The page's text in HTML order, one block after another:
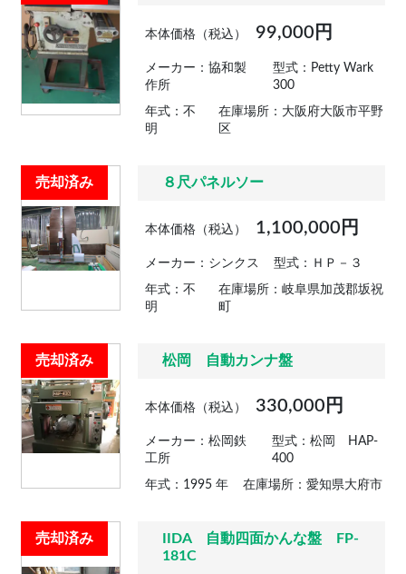
本体価格（税込） 99,000円
メーカー：協和製
作所
型式：Petty Wark
300
年式：不
明
在庫場所：大阪府大阪市平野
区
売却済み ８尺パネルソー
本体価格（税込） 1,100,000円
メーカー：シンクス 型式：ＨＰ－３
年式：不
明
在庫場所：岐阜県加茂郡坂祝
町
売却済み 松岡 自動カンナ盤
本体価格（税込） 330,000円
メーカー：松岡鉄
工所
型式：松岡 HAP-
400
年式：1995 年 在庫場所：愛知県大府市
売却済み
IIDA 自動四面かんな盤 FP-
181C